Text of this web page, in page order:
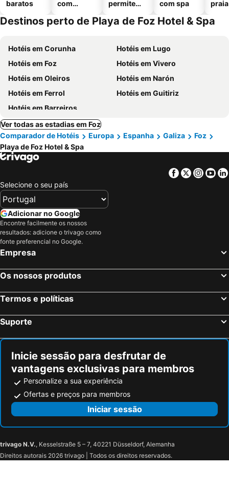
baratos
com
permitem
com spa
praia
Destinos perto de Playa de Foz Hotel & Spa
Hotéis em Corunha
Hotéis em Lugo
Hotéis em Foz
Hotéis em Vivero
Hotéis em Oleiros
Hotéis em Narón
Hotéis em Ferrol
Hotéis em Guitiriz
Hotéis em Barreiros
Ver todas as estadias em Foz
Comparador de Hotéis
Europa Espanha Galiza
Foz
Playa de Foz Hotel & Spa
Facebook
Twitter
Selecione o seu país
Adicionar no Google
Encontre facilmente os nossos
resultados: adicione o trivago como
fonte preferencial no Google.
Empresa
Os nossos produtos
Termos e políticas
Suporte
Inicie sessão para desfrutar de
vantagens exclusivas para membros
Personalize a sua experiência
Ofertas e preços para membros
Iniciar sessão
trivago N.V., Kesselstraße 5 – 7, 40221 Düsseldorf, Alemanha
Direitos autorais 2026 trivago | Todos os direitos reservados.